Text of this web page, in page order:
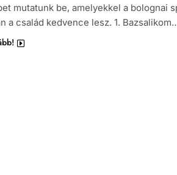
mutatunk be, amelyekkel a bolognai
a család kedvence lesz. 1.